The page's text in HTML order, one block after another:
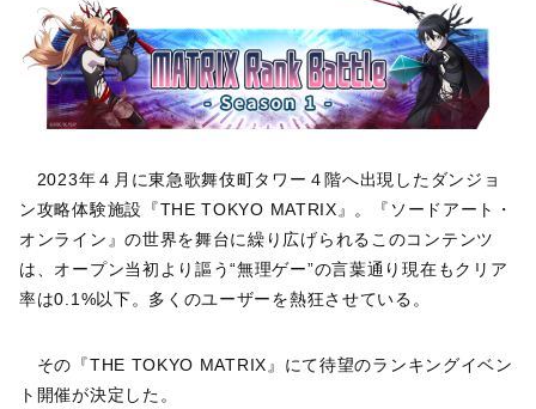
2023年４月に東急歌舞伎町タワー４階へ出現したダンジョ
ン攻略体験施設『THE TOKYO MATRIX』。『ソードアート・
オンライン』の世界を舞台に繰り広げられるこのコンテンツ
は、オープン当初より謳う“無理ゲー”の言葉通り現在もクリア
率は0.1%以下。多くのユーザーを熱狂させている。
その『THE TOKYO MATRIX』にて待望のランキングイベン
ト開催が決定した。